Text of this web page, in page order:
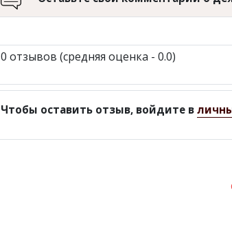
0 отзывов (средняя оценка - 0.0)
Чтобы оставить отзыв, войдите в